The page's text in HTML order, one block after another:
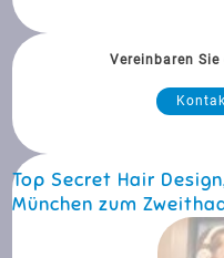
Vereinbaren
Top Secret Hair
München zum